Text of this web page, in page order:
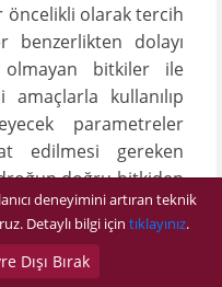
öncelikli olarak tercih
benzerlikten dolayı
bitkiler ile
amaçlarla kullanılıp
parametreler
edilmesi gereken
doğru bitkiden
kişiler/birimler
bitki teşhisi
bilerek veya
deneyimini artıran teknik
Detaylı bilgi için tıklayınız.
Dışı Bırak